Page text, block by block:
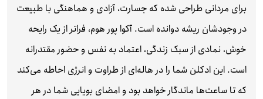
برای مردانی طراحی شده که جسارت، آزادی و هماهنگی با طبیعت
در وجودشان ریشه دوانده است. آکوا پور هوم، فراتر از یک رایحه
خوش، نمادی از سبک زندگی، اعتماد به نفس و حضور مقتدرانه
است. این ادکلن شما را در هاله‌ای از طراوت و انرژی احاطه می‌کند
که تا ساعت‌ها ماندگار خواهد بود و امضای بویایی شما در هر